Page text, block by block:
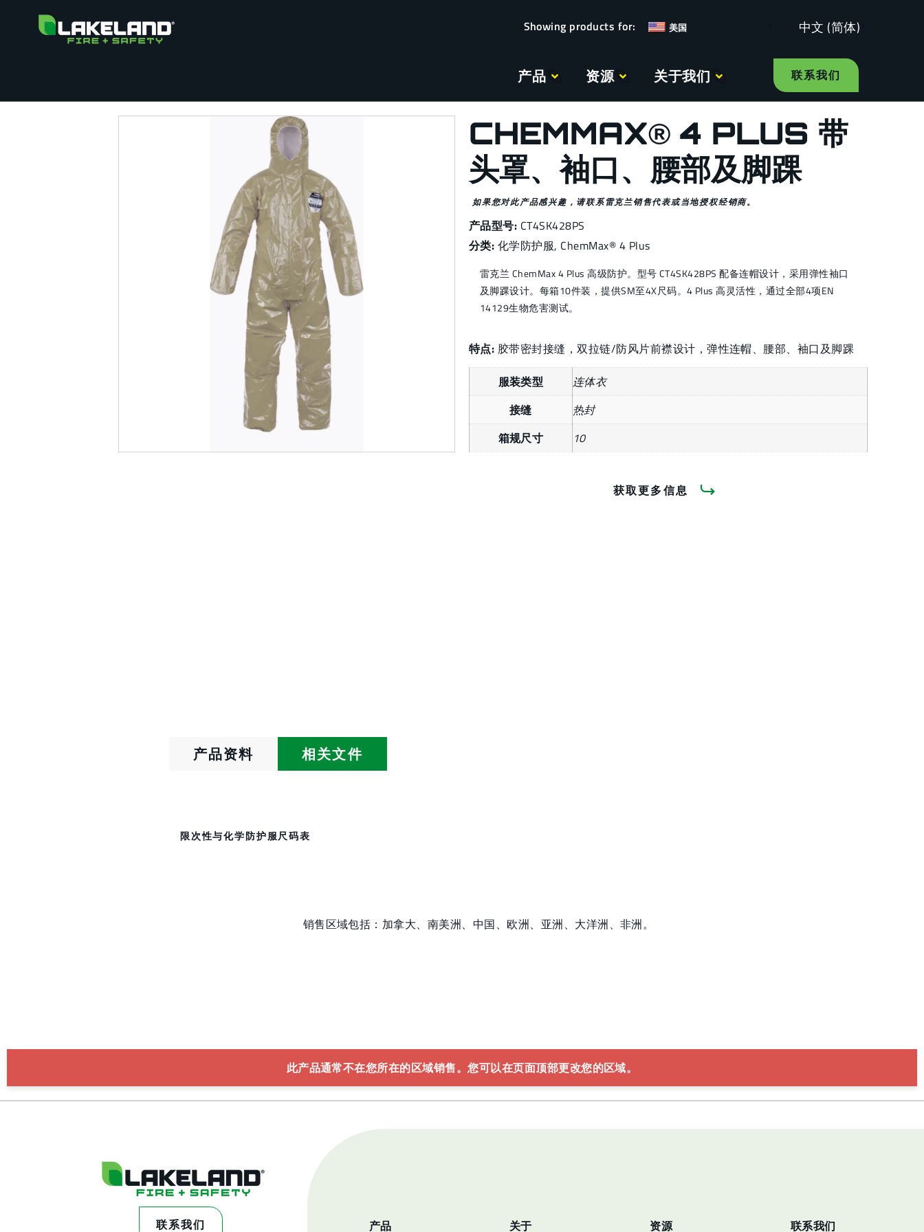
美国 中文 (简体)
产品 资源 关于我们 联系我们
CHEMMAX® 4 PLUS 带
头罩、袖口、腰部及脚踝
如果您对此产品感兴趣，请联系雷克兰销售代表或当地授权经销商。
产品型号: CT4SK428PS
分类: 化学防护服, ChemMax® 4 Plus
雷克兰 ChemMax 4 Plus 高级防护。型号 CT4SK428PS 配备连帽设计，采用弹性袖口
及脚踝设计。每箱10件装，提供SM至4X尺码。4 Plus 高灵活性，通过全部4项EN
14129生物危害测试。
特点: 胶带密封接缝，双拉链/防风片前襟设计，弹性连帽、腰部、袖口及脚踝
服装类型
连体衣
接缝
热封
箱规尺寸
10
获取更多信息
产品资料 相关文件
限次性与化学防护服尺码表
销售区域包括：加拿大、南美洲、中国、欧洲、亚洲、大洋洲、非洲。
此产品通常不在您所在的区域销售。您可以在页面顶部更改您的区域。
联系我们 产品 关于 资源 联系我们